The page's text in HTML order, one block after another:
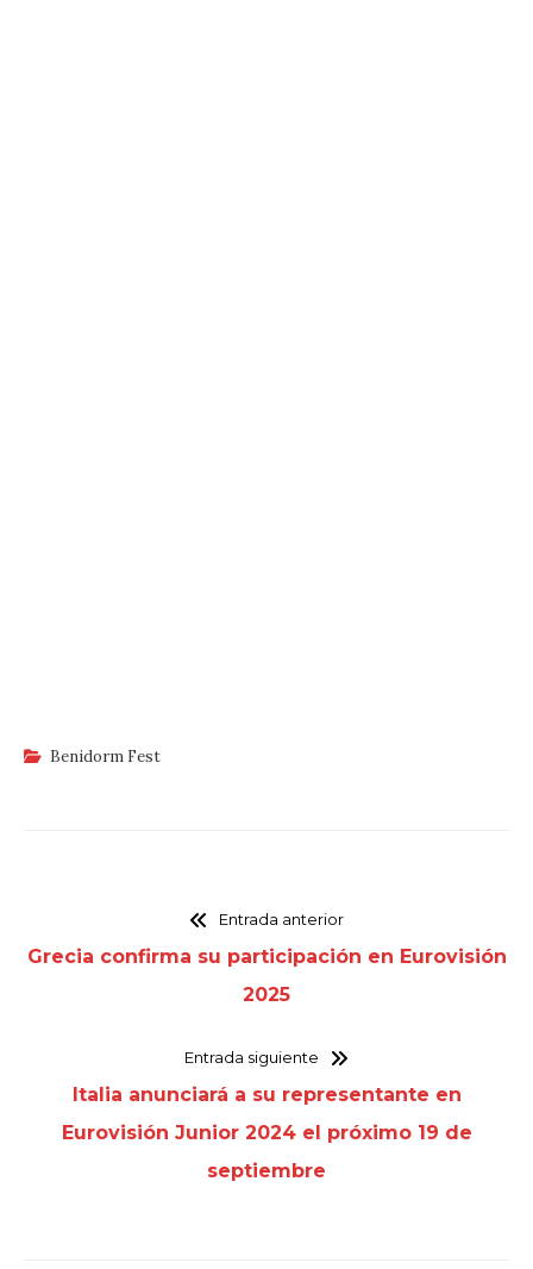
Benidorm Fest
Entrada anterior
Grecia confirma su participación en Eurovisión
2025
Entrada siguiente
Italia anunciará a su representante en
Eurovisión Junior 2024 el próximo 19 de
septiembre